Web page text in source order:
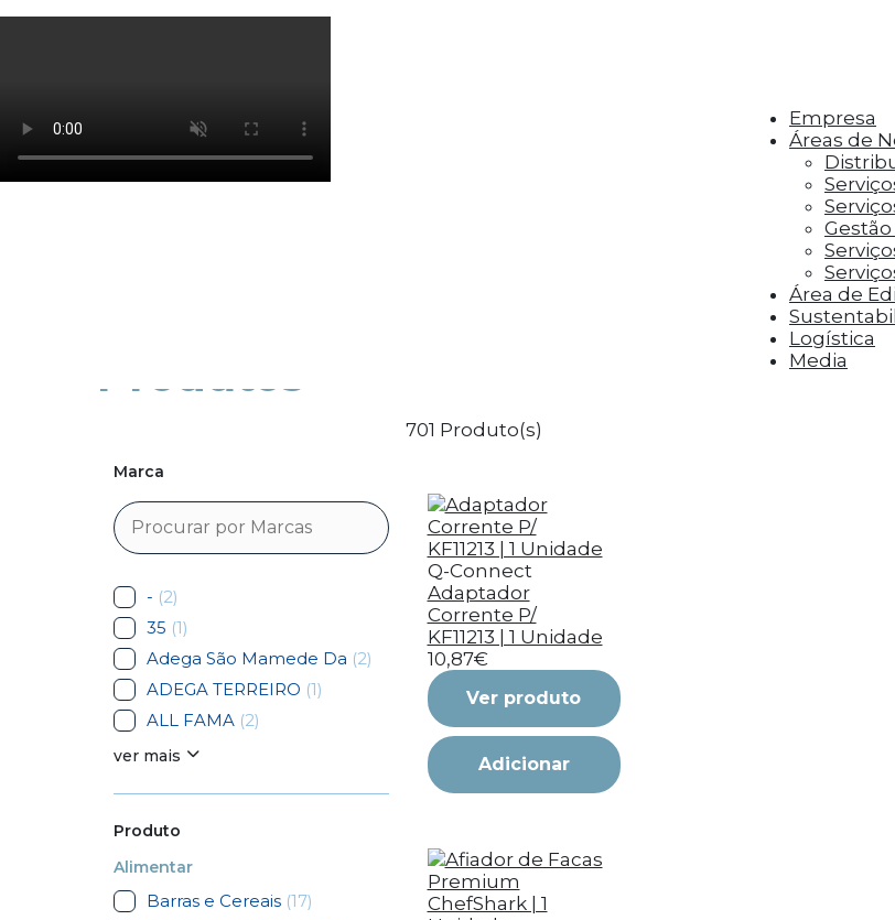
Os cookies de marketing são usados para entregar aos visitantes anúncios
Empresa
Áreas de
Área de
Logística
Media
Produtos
Marca
- (2)
35 (1)
Adega São Mamede Da (2)
ADEGA TERREIRO (1)
ALL FAMA (2)
ver mais
Produto
Alimentar
Barras e Cereais (17)
701 Produto(s)
Q-Connect
Adaptador
Corrente P/
KF11213 | 1 Unidade
10,87€
Ver produto
Adicionar